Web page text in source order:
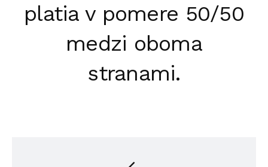
platia v pomere 50/50
medzi oboma
stranami.